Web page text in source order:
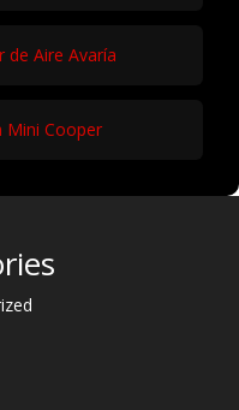
de Aire Avaría
Mini Cooper